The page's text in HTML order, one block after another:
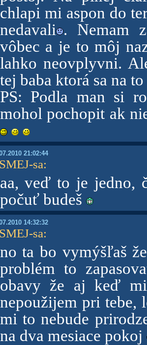
chlapi mi aspon do
nedavali . Nemam
vôbec a je to môj
lahko neovplyvni.
tej baba ktorá sa na
PS: Podla man si
mohol pochopit ak
21:02:44
sa:
aa, veď to je jedno,
počuť budeš
14:32:32
sa:
no ta bo vymýšľaš
problém to
obavy že aj keď
nepoužijem pri tebe,
mi to nebude
na dva mesiace pokoj